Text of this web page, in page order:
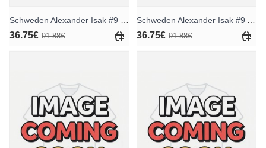
36.75€ 91.88€ 36.75€ 91.88€